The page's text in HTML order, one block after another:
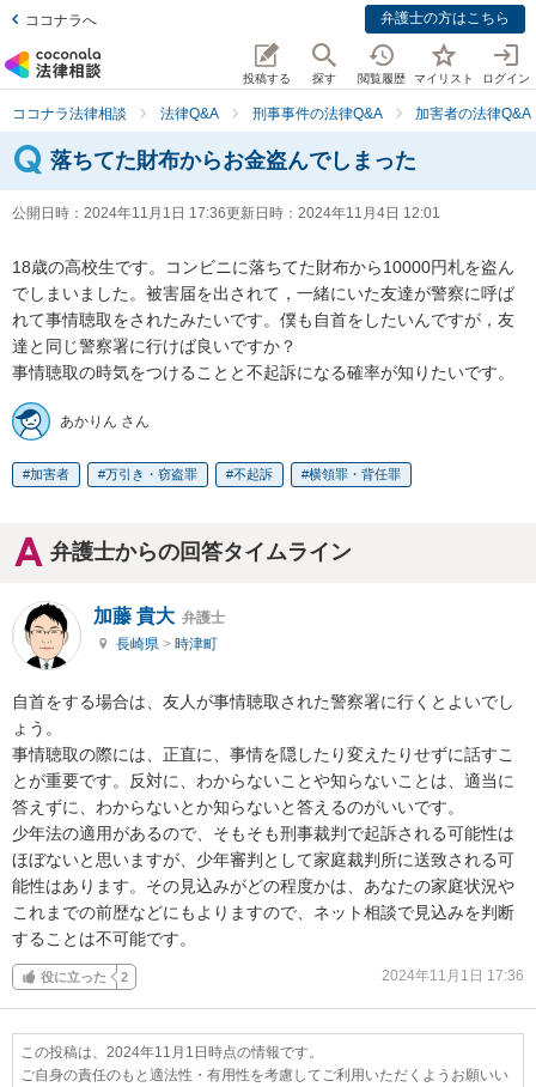
ココナラへ 弁護士の方はこちら
投稿する 探す 閲覧履歴 マイリスト ログイン
ココナラ法律相談 法律Q&A 刑事事件の法律Q&A 加害者の法律Q&A
落ちてた財布からお金盗んでしまった
公開日時： 2024年11月1日 17:36更新日時： 2024年11月4日 12:01
18歳の高校生です。コンビニに落ちてた財布から10000円札を盗ん
でしまいました。被害届を出されて，一緒にいた友達が警察に呼ば
れて事情聴取をされたみたいです。僕も自首をしたいんですが，友
達と同じ警察署に行けば良いですか？
事情聴取の時気をつけることと不起訴になる確率が知りたいです。
あかりん さん
加害者 万引き・窃盗罪 不起訴 横領罪・背任罪
弁護士からの回答タイムライン
加藤 貴大 弁護士
長崎県 > 時津町
自首をする場合は、友人が事情聴取された警察署に行くとよいでし
ょう。
事情聴取の際には、正直に、事情を隠したり変えたりせずに話すこ
とが重要です。反対に、わからないことや知らないことは、適当に
答えずに、わからないとか知らないと答えるのがいいです。
少年法の適用があるので、そもそも刑事裁判で起訴される可能性は
ほぼないと思いますが、少年審判として家庭裁判所に送致される可
能性はあります。その見込みがどの程度かは、あなたの家庭状況や
これまでの前歴などにもよりますので、ネット相談で見込みを判断
することは不可能です。
役に立った 2 2024年11月1日 17:36
この投稿は、2024年11月1日時点の情報です。
ご自身の責任のもと適法性・有用性を考慮してご利用いただくようお願いい